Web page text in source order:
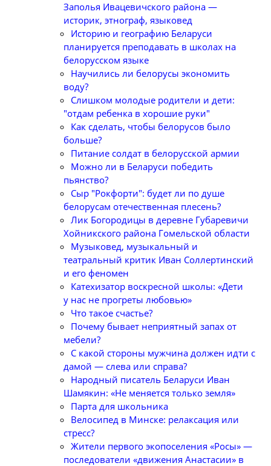
Заполья Ивацевичского района —
историк, этнограф, языковед
Историю и географию Беларуси
планируется преподавать в школах на
белорусском языке
Научились ли белорусы экономить
воду?
Слишком молодые родители и дети:
"отдам ребенка в хорошие руки"
Как сделать, чтобы белорусов было
больше?
Питание солдат в белорусской армии
Можно ли в Беларуси победить
пьянство?
Сыр "Рокфорти": будет ли по душе
белорусам отечественная плесень?
Лик Богородицы в деревне Губаревичи
Хойникского района Гомельской области
Музыковед, музыкальный и
театральный критик Иван Соллертинский
и его феномен
Катехизатор воскресной школы: «Дети
у нас не прогреты любовью»
Что такое счастье?
Почему бывает неприятный запах от
мебели?
С какой стороны мужчина должен идти с
дамой — слева или справа?
Народный писатель Беларуси Иван
Шамякин: «Не меняется только земля»
Парта для школьника
Велосипед в Минске: релаксация или
стресс?
Жители первого экопоселения «Росы» —
последователи «движения Анастасии» в